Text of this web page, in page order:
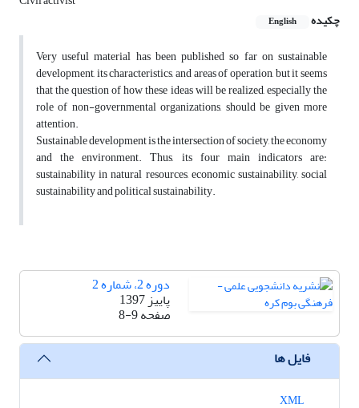
چکیده
English
Very useful material has been published so far on sustainable
development, its characteristics, and areas of operation, but it seems
that the question of how these ideas will be realized, especially the
role of non-governmental organizations, should be given more
attention.
Sustainable development is the intersection of society, the economy
and the environment. Thus, its four main indicators are:
sustainability in natural resources, economic sustainability, social
sustainability and political sustainability.
دوره 2، شماره 2
پاییز 1397
صفحه8-9
فایل ها